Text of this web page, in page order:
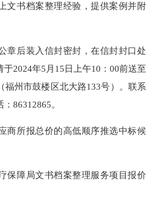
书档案整理经验，提供案例并附
后装入信封密封，在信封封口处
2024年5月15日上午10：00前送至
福州市鼓楼区北大路133号）。联系
86312865。
所报总价的高低顺序推选中标候
障局文书档案整理服务项目报价